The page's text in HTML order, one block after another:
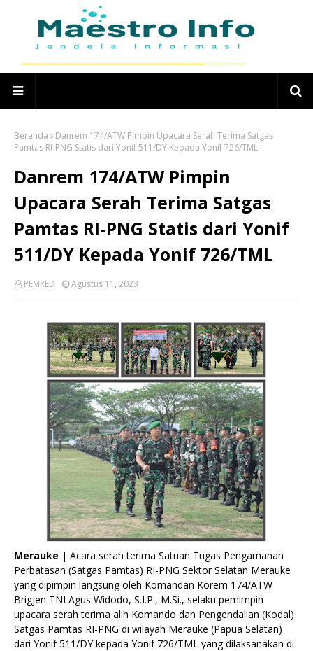
Beranda
Danrem 174/ATW Pimpin Upacara Serah Terima Satgas
Pamtas RI-PNG Statis dari Yonif 511/DY Kepada Yonif 726/TML
Danrem 174/ATW Pimpin
Upacara Serah Terima Satgas
Pamtas RI-PNG Statis dari Yonif
511/DY Kepada Yonif 726/TML
PEMRED Agustus 11, 2023
Merauke | Acara serah terima Satuan Tugas Pengamanan
Perbatasan (Satgas Pamtas) RI-PNG Sektor Selatan Merauke
yang dipimpin langsung oleh Komandan Korem 174/ATW
Brigjen TNI Agus Widodo, S.I.P., M.Si., selaku pemimpin
upacara serah terima alih Komando dan Pengendalian (Kodal)
Satgas Pamtas RI-PNG di wilayah Merauke (Papua Selatan)
dari Yonif 511/DY kepada Yonif 726/TML yang dilaksanakan di